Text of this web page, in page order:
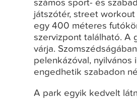
számos sport- és
játszótér, street
egy 400 méteres
szervizpont található. A
várja.
pelenkázóval,
engedhetik szabadon
A park egyik kedvelt